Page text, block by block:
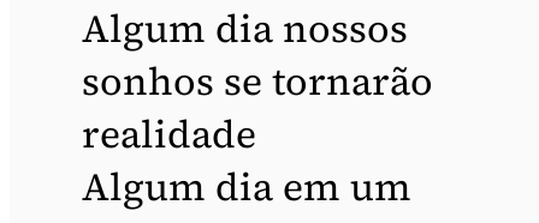
Algum dia nossos
sonhos se tornarão
realidade
Algum dia em um